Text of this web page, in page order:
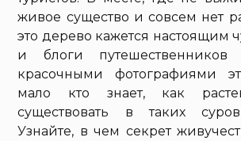
живое существо и совсем нет
это дерево кажется настоящим
и блоги путешественников
красочными фотографиями
мало кто знает, как
существовать в таких
Узнайте, в чем секрет